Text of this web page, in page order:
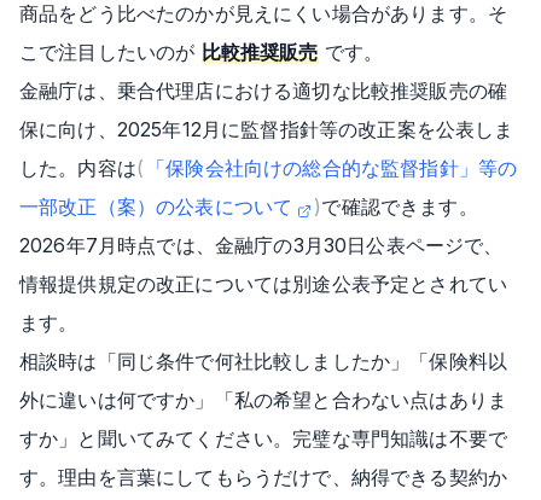
商品をどう比べたのかが見えにくい場合があります。そ
こで注目したいのが 比較推奨販売です。
金融庁は、乗合代理店における適切な比較推奨販売の確
保に向け、2025年12月に監督指針等の改正案を公表しま
した。内容は( 「保険会社向けの総合的な監督指針」等の
一部改正（案）の公表について
)で確認できます。
2026年7月時点では、金融庁の3月30日公表ページで、
情報提供規定の改正については別途公表予定とされてい
ます。
相談時は「同じ条件で何社比較しましたか」「保険料以
外に違いは何ですか」「私の希望と合わない点はありま
すか」と聞いてみてください。完璧な専門知識は不要で
す。理由を言葉にしてもらうだけで、納得できる契約か